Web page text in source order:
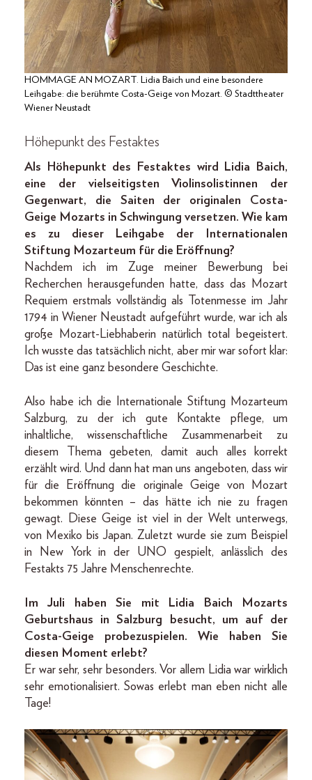
HOMMAGE AN MOZART. Lidia Baich und eine besondere
Leihgabe: die berühmte Costa-Geige von Mozart. © Stadttheater
Wiener Neustadt
Höhepunkt des Festaktes
Als Höhepunkt des Festaktes wird Lidia Baich,
eine der vielseitigsten Violinsolistinnen der
Gegenwart, die Saiten der originalen Costa-
Geige Mozarts in Schwingung versetzen. Wie kam
es zu dieser Leihgabe der Internationalen
Stiftung Mozarteum für die Eröffnung?
Nachdem ich im Zuge meiner Bewerbung bei
Recherchen herausgefunden hatte, dass das Mozart
Requiem erstmals vollständig als Totenmesse im Jahr
1794 in Wiener Neustadt aufgeführt wurde, war ich als
große Mozart-Liebhaberin natürlich total begeistert.
Ich wusste das tatsächlich nicht, aber mir war sofort klar:
Das ist eine ganz besondere Geschichte.
Also habe ich die Internationale Stiftung Mozarteum
Salzburg, zu der ich gute Kontakte pflege, um
inhaltliche, wissenschaftliche Zusammenarbeit zu
diesem Thema gebeten, damit auch alles korrekt
erzählt wird. Und dann hat man uns angeboten, dass wir
für die Eröffnung die originale Geige von Mozart
bekommen könnten – das hätte ich nie zu fragen
gewagt. Diese Geige ist viel in der Welt unterwegs,
von Mexiko bis Japan. Zuletzt wurde sie zum Beispiel
in New York in der UNO gespielt, anlässlich des
Festakts 75 Jahre Menschenrechte.
Im Juli haben Sie mit Lidia Baich Mozarts
Geburtshaus in Salzburg besucht, um auf der
Costa-Geige probezuspielen. Wie haben Sie
diesen Moment erlebt?
Er war sehr, sehr besonders. Vor allem Lidia war wirklich
sehr emotionalisiert. Sowas erlebt man eben nicht alle
Tage!